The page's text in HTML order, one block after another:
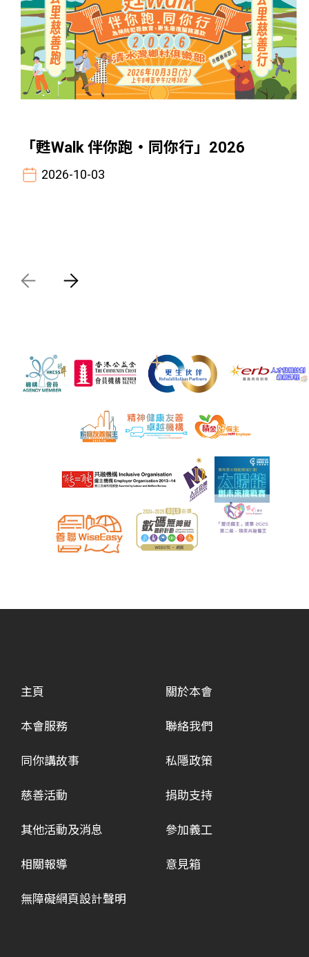
「甦Walk 伴你跑‧同你行」2026
2026-10-03
「賽馬會連線啟程計劃」正式啟動！
2025-10-24
主頁
本會服務
同你講故事
慈善活動
其他活動及消息
相關報導
關於本會
聯絡我們
私隱政策
捐助支持
參加義工
意見箱
無障礙網頁設計聲明